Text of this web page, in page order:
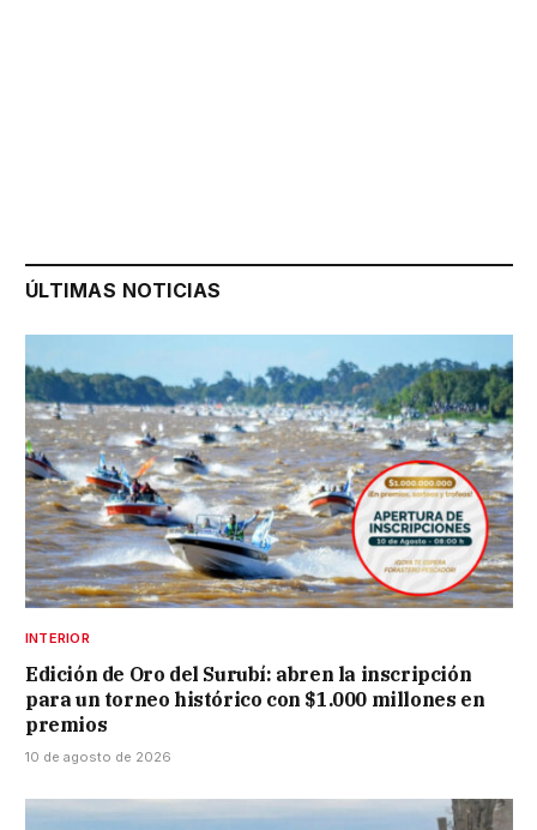
ÚLTIMAS NOTICIAS
INTERIOR
Edición de Oro del Surubí: abren la inscripción
para un torneo histórico con $1.000 millones en
premios
10 de agosto de 2026